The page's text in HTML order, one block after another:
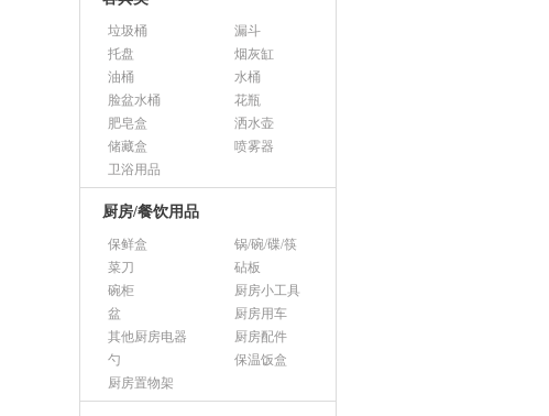
垃圾桶
漏斗
托盘
烟灰缸
油桶
水桶
脸盆水桶
花瓶
肥皂盒
洒水壶
储藏盒
喷雾器
卫浴用品
厨房/餐饮用品
保鲜盒
锅/碗/碟/筷
菜刀
砧板
碗柜
厨房小工具
盆
厨房用车
其他厨房电器
厨房配件
勺
保温饭盒
厨房置物架